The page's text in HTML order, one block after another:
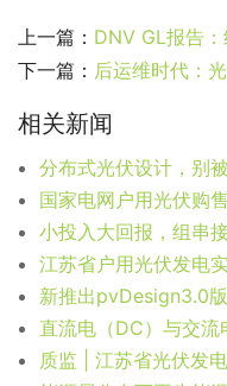
上一篇： DNV GL报告
下一篇： 后运维时代：
相关新闻
分布式光伏设计，别
小投入大回报，组串
江苏省户用光伏发电
新推出pvDesign3.0
直流电（DC）与交流
质监 | 江苏省光伏发